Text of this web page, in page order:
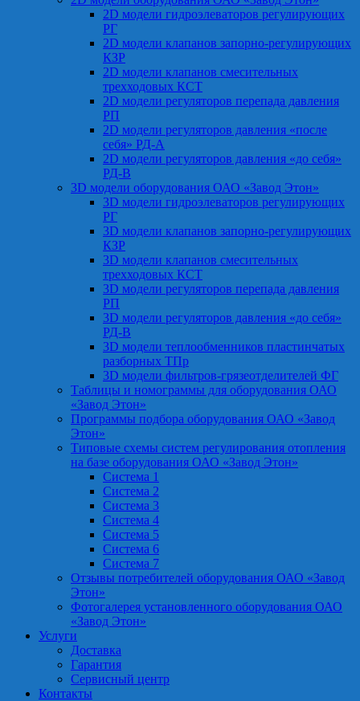
2D модели гидроэлеваторов регулирующих
РГ
2D модели клапанов запорно-регулирующих
КЗР
2D модели клапанов смесительных
трехходовых КСТ
2D модели регуляторов перепада давления
РП
2D модели регуляторов давления «после
себя» РД-А
2D модели регуляторов давления «до себя»
РД-В
3D модели оборудования ОАО «Завод Этон»
3D модели гидроэлеваторов регулирующих
РГ
3D модели клапанов запорно-регулирующих
КЗР
3D модели клапанов смесительных
трехходовых КСТ
3D модели регуляторов перепада давления
РП
3D модели регуляторов давления «до себя»
РД-В
3D модели теплообменников пластинчатых
разборных ТПр
3D модели фильтров-грязеотделителей ФГ
Таблицы и номограммы для оборудования ОАО
«Завод Этон»
Программы подбора оборудования ОАО «Завод
Этон»
Типовые схемы систем регулирования отопления
на базе оборудования ОАО «Завод Этон»
Система 1
Система 2
Система 3
Система 4
Система 5
Система 6
Система 7
Отзывы потребителей оборудования ОАО «Завод
Этон»
Фотогалерея установленного оборудования ОАО
«Завод Этон»
Услуги
Доставка
Гарантия
Сервисный центр
Контакты